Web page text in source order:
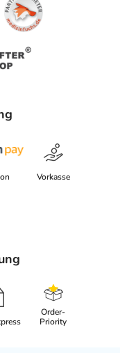
Vorkasse
Order-
Priority